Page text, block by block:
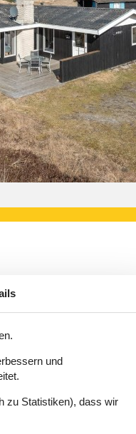
bis abends zu baden,
und
zu Statistiken), dass wir